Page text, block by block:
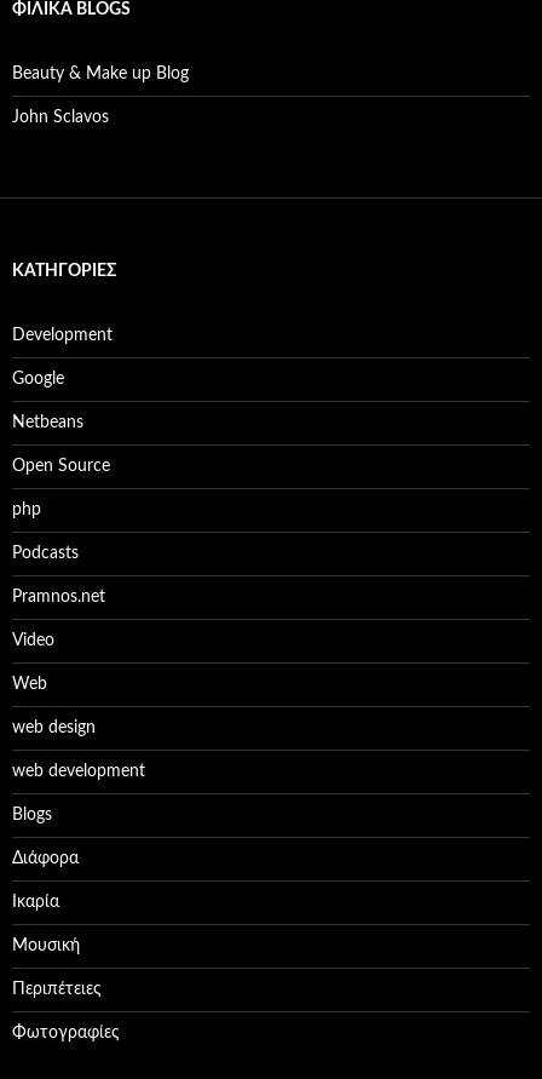
ΦΙΛΙΚΆ BLOGS
Beauty & Make up Blog
John Sclavos
KΑΤΗΓΟΡΊΕΣ
Development
Google
Netbeans
Open Source
php
Podcasts
Pramnos.net
Video
Web
web design
web development
Βlogs
Διάφορα
Ικαρία
Μουσική
Περιπέτειες
Φωτογραφίες